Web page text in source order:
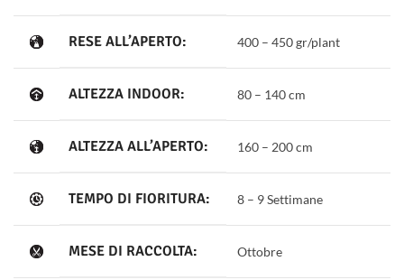
RESE ALL’APERTO: 400 – 450 gr/plant
ALTEZZA INDOOR: 80 – 140 cm
ALTEZZA ALL’APERTO: 160 – 200 cm
TEMPO DI FIORITURA: 8 – 9 Settimane
MESE DI RACCOLTA: Ottobre